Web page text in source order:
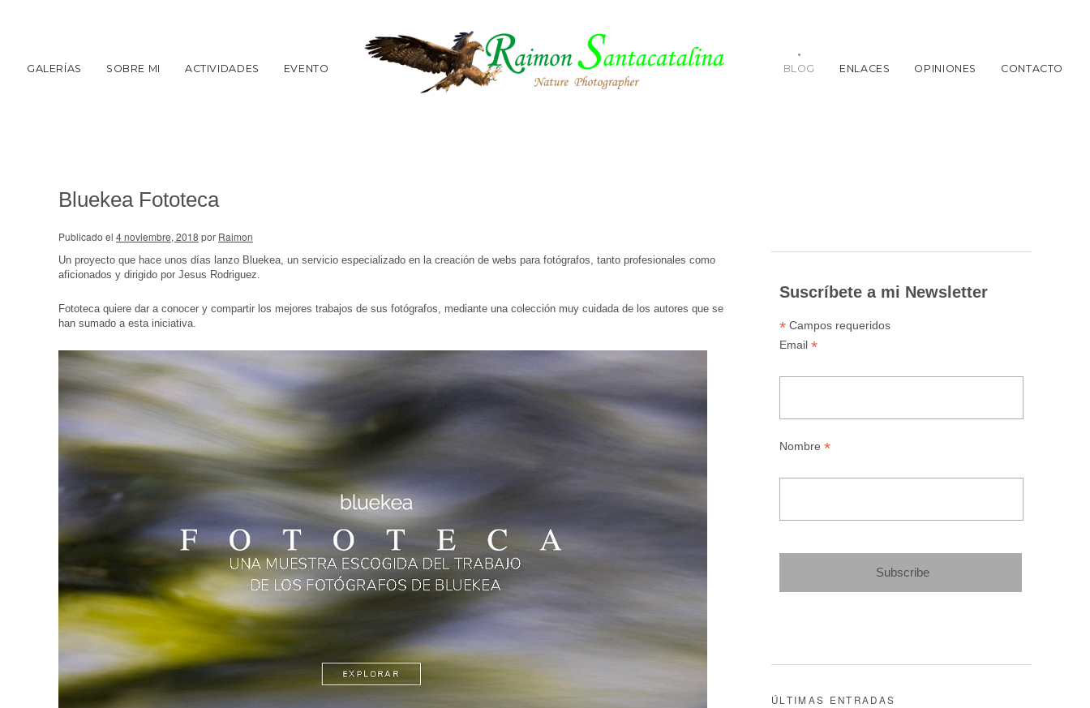
GALERÍAS SOBRE MI ACTIVIDADES EVENTO BLOG ENLACES OPINIONES CONTACTO
Bluekea Fototeca
Publicado el 4 noviembre, 2018 por Raimon
Un proyecto que hace unos días lanzo Bluekea, un servicio especializado en la creación de webs para fotógrafos, tanto profesionales como
aficionados y dirigido por Jesus Rodriguez.
Fototeca quiere dar a conocer y compartir los mejores trabajos de sus fotógrafos, mediante una colección muy cuidada de los autores que se
han sumado a esta iniciativa.
Suscríbete a mi Newsletter
*Campos requeridos
Email *
Nombre *
ÚLTIMAS ENTRADAS